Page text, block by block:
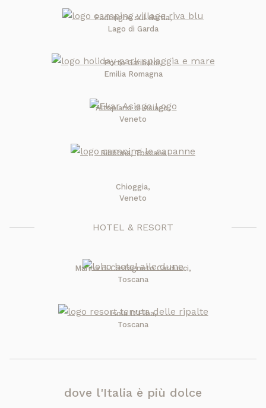
Padenghe sul Garda,
Lago di Garda
Porto Garibaldi,
Emilia Romagna
Altopiano di Asiago,
Veneto
Bibbona, Toscana
Chioggia,
Veneto
HOTEL & RESORT
Marina di Castagneto Carducci,
Toscana
Isola D'Elba,
Toscana
dove l'Italia è più dolce